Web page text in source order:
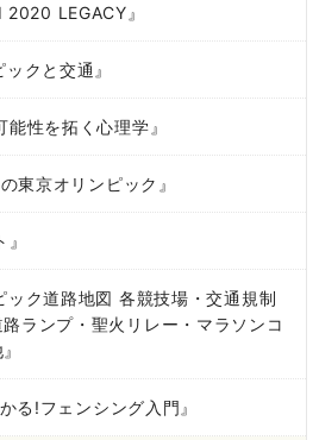
LEGACY』
クと交通』
性を拓く心理学』
京オリンピック』
ク道路地図 各競技場・交通規制
ランプ・聖火リレー・マラソンコ
る!フェンシング入門』